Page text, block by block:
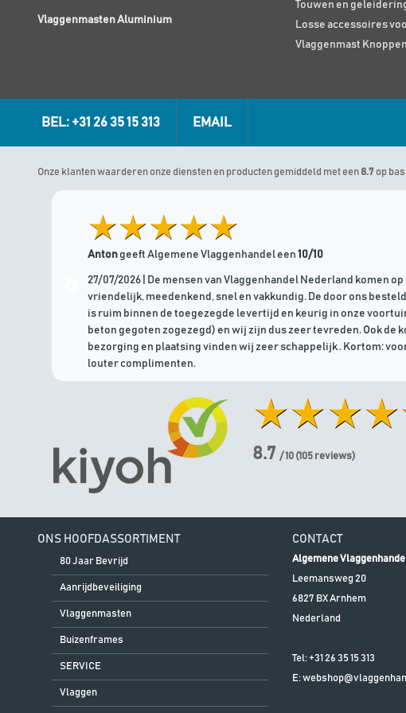
Vlaggenmasten Aluminium
Touwen en
Losse accessoires
Vlaggenmast Knoppen
BEL: +31 26 35 15 313 EMAIL
Onze klanten waarderen onze diensten en producten gemiddeld met een 8.7 op
Antongeeft Algemene Vlaggenhandel een 10/10
27/07/2026 | De mensen van Vlaggenhandel Nederland komen op
vriendelijk, meedenkend, snel en vakkundig. De door ons
is ruim binnen de toegezegde levertijd en keurig in onze
beton gegoten zogezegd) en wij zijn dus zeer tevreden. Ook de
bezorging en plaatsing vinden wij zeer schappelijk . Kortom:
louter complimenten.
8.7/ 10 (105 reviews)
ONS HOOFDASSORTIMENT
80 Jaar Bevrijd
Aanrijdbeveiliging
Vlaggenmasten
Buizenframes
SERVICE
Vlaggen
CONTACT
Algemene
Leemansweg 20
6827 BXArnhem
Nederland
Tel: +31 26 35 15 313
E: